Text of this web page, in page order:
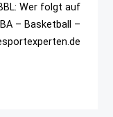
Wer folgt auf
– Basketball –